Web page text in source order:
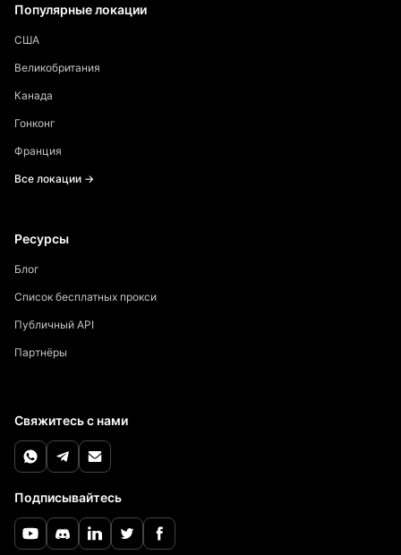
Популярные локации
США
Великобритания
Канада
Гонконг
Франция
Все локации →
Ресурсы
Блог
Список бесплатных прокси
Публичный API
Партнёры
Свяжитесь с нами
Подписывайтесь